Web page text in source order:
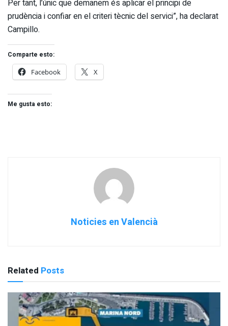
Per tant, l’únic que demanem és aplicar el principi de
prudència i confiar en el criteri tècnic del servici”, ha declarat
Campillo.
Comparte esto:
Facebook
X
Me gusta esto:
Noticies en Valencià
Related Posts